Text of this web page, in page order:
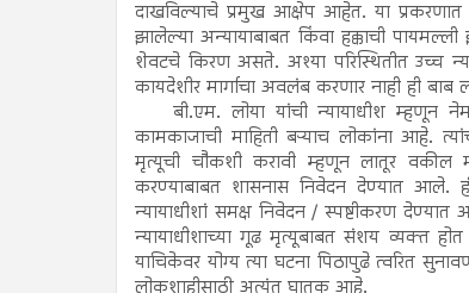
दाखविल्याचे प्रमुख आक्षेप आहेत. या प्रकरणात
झालेल्या अन्यायाबाबत किंवा हक्काची
शेवटचे किरण असते. अश्या परिस्थितीत उच्च
कायदेशीर मार्गाचा अवलंब करणार नाही ही
बी.एम. लोया यांची न्यायाधीश म्हणून
कामकाजाची माहिती बऱ्याच लोकांना आहे.
मृत्यूची चौकशी करावी म्हणून लातूर
करण्याबाबत शासनास निवेदन देण्यात आले. ही
न्यायाधीशां समक्ष निवेदन / स्पष्टीकरण
न्यायाधीशाच्या गूढ मृत्यूबाबत संशय व्यक्त
याचिकेवर योग्य त्या घटना पिठापुढे त्वरित